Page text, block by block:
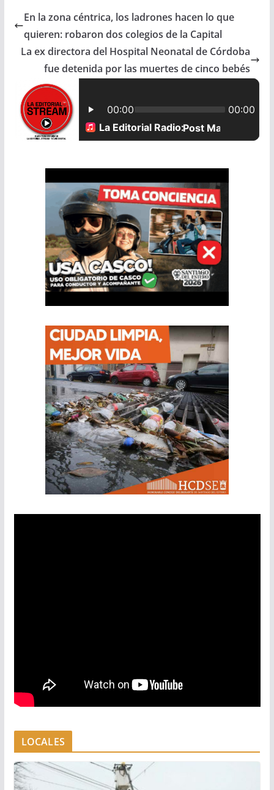
e
b
o
o
k
t
s
A
i
r
En la zona céntrica, los ladrones hacen lo que
quieren: robaron dos colegios de la Capital
La ex directora del Hospital Neonatal de Córdoba
fue detenida por las muertes de cinco bebés
LOCALES